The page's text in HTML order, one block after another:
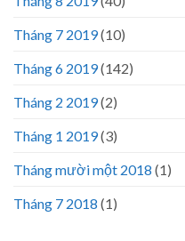
Tháng 7 2019(10)
Tháng 6 2019(142)
Tháng 2 2019(2)
Tháng 1 2019(3)
Tháng mười một 2018 (1)
Tháng 7 2018 (1)